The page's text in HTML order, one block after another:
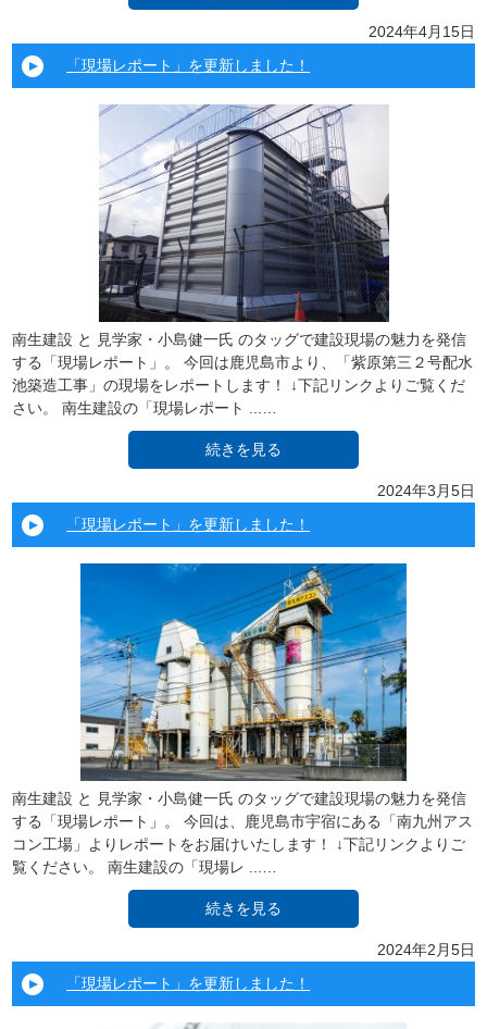
2024年4月15日
「現場レポート」を更新しました！
南生建設 と 見学家・小島健一氏 のタッグで建設現場の魅力を発信
する「現場レポート」。 今回は鹿児島市より、「紫原第三２号配水
池築造工事」の現場をレポートします！ ↓下記リンクよりご覧くだ
さい。 南生建設の「現場レポート ...…
続きを見る
2024年3月5日
「現場レポート」を更新しました！
南生建設 と 見学家・小島健一氏 のタッグで建設現場の魅力を発信
する「現場レポート」。 今回は、鹿児島市宇宿にある「南九州アス
コン工場」よりレポートをお届けいたします！ ↓下記リンクよりご
覧ください。 南生建設の「現場レ ...…
続きを見る
2024年2月5日
「現場レポート」を更新しました！